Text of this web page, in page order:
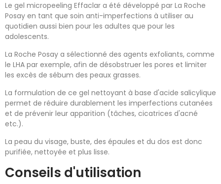
Le gel micropeeling Effaclar a été développé par La Roche
Posay en tant que soin anti-imperfections à utiliser au
quotidien aussi bien pour les adultes que pour les
adolescents.
La Roche Posay a sélectionné des agents exfoliants, comme
le LHA par exemple, afin de désobstruer les pores et limiter
les excès de sébum des peaux grasses.
La formulation de ce gel nettoyant à base d'acide salicylique
permet de réduire durablement les imperfections cutanées
et de prévenir leur apparition (tâches, cicatrices d'acné
etc.).
La peau du visage, buste, des épaules et du dos est donc
purifiée, nettoyée et plus lisse.
Conseils d'utilisation